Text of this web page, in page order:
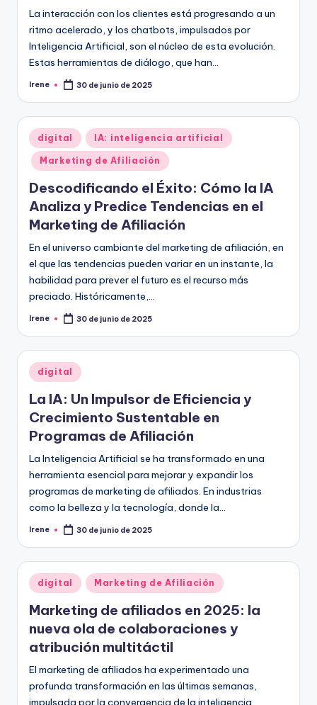
La interacción con los clientes está progresando a un
ritmo acelerado, y los chatbots, impulsados por
Inteligencia Artificial, son el núcleo de esta evolución.
Estas herramientas de diálogo, que han…
Publicado
Irene 30 de junio de 2025
Publicado
en
digital IA: inteligencia artificial
Marketing de Afiliación
Descodificando el Éxito: Cómo la IA
Analiza y Predice Tendencias en el
Marketing de Afiliación
En el universo cambiante del marketing de afiliación, en
el que las tendencias pueden variar en un instante, la
habilidad para prever el futuro es el recurso más
preciado. Históricamente,…
Publicado
Irene 30 de junio de 2025
Publicado
en
digital
La IA: Un Impulsor de Eficiencia y
Crecimiento Sustentable en
Programas de Afiliación
La Inteligencia Artificial se ha transformado en una
herramienta esencial para mejorar y expandir los
programas de marketing de afiliados. En industrias
como la belleza y la tecnología, donde la…
Publicado
Irene 30 de junio de 2025
Publicado
en
digital Marketing de Afiliación
Marketing de afiliados en 2025: la
nueva ola de colaboraciones y
atribución multitáctil
El marketing de afiliados ha experimentado una
profunda transformación en las últimas semanas,
impulsada por la convergencia de la inteligencia